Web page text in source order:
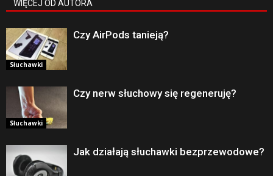
WIĘCEJ OD AUTORA
Słuchawki
Czy AirPods tanieją?
Słuchawki
Czy nerw słuchowy się regeneruję?
Jak działają słuchawki bezprzewodowe?